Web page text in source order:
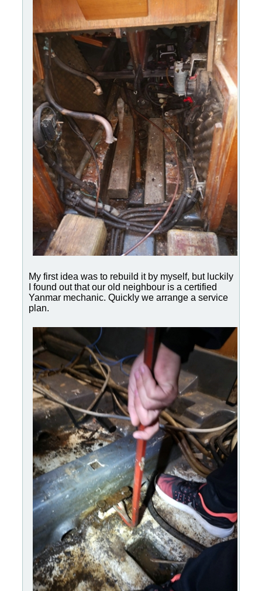
My first idea was to rebuild it by myself, but luckily
I found out that our old neighbour is a certified
Yanmar mechanic. Quickly we arrange a service
plan.